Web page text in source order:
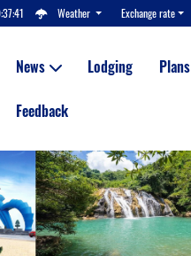
Weather Exchange rate
News Lodging Plans
Feedback